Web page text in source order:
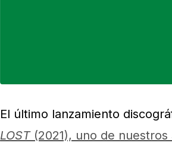
El último lanzamiento
LOST(2021), uno de nuestros